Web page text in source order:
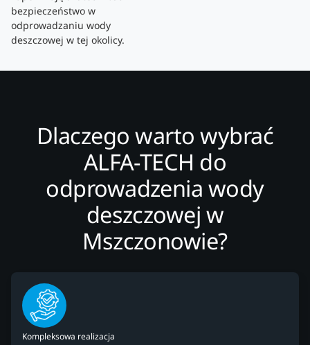
bezpieczeństwo w
odprowadzaniu wody
deszczowej w tej okolicy.
Dlaczego warto wybrać
ALFA-TECH do
odprowadzenia wody
deszczowej w
Mszczonowie?
Kompleksowa realizacja